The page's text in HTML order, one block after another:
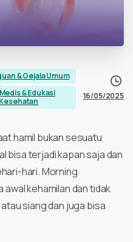
& Gejala Umum
& Edukasi
Kesehatan
16/05/2025
hamil bukan sesuatu
bisa terjadi kapan saja dan
hari. Morning
kehamilan dan tidak
siang dan juga bisa